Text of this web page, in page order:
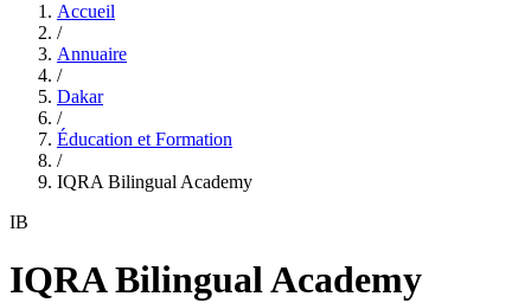
Accueil
/
Annuaire
/
Dakar
/
Éducation et Formation
/
IQRA Bilingual Academy
IB
IQRA Bilingual Academy